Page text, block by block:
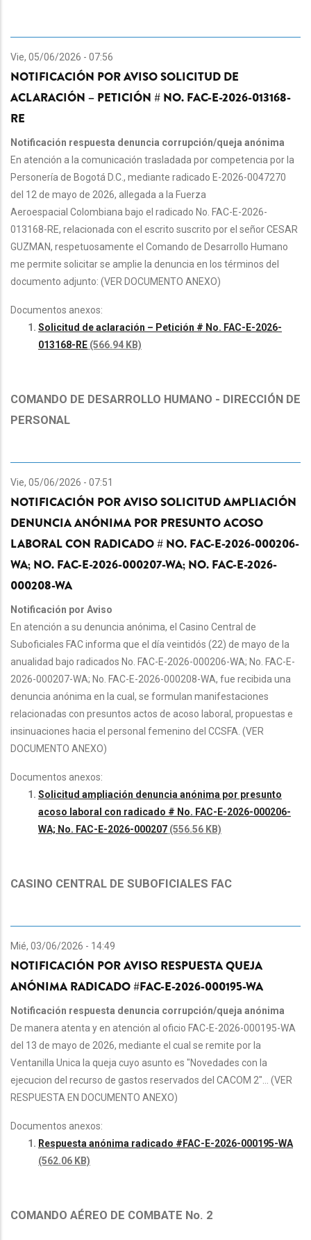
Vie, 05/06/2026 - 07:56
NOTIFICACIÓN POR AVISO SOLICITUD DE
ACLARACIÓN – PETICIÓN # NO. FAC-E-2026-013168-
RE
Notificación respuesta denuncia corrupción/queja anónima
En atención a la comunicación trasladada por competencia por la
Personería de Bogotá D.C., mediante radicado E-2026-0047270
del 12 de mayo de 2026, allegada a la Fuerza
Aeroespacial Colombiana bajo el radicado No. FAC-E-2026-
013168-RE, relacionada con el escrito suscrito por el señor CESAR
GUZMAN, respetuosamente el Comando de Desarrollo Humano
me permite solicitar se amplie la denuncia en los términos del
documento adjunto: (VER DOCUMENTO ANEXO)
Documentos anexos:
Solicitud de aclaración – Petición # No. FAC-E-2026-
013168-RE (566.94 KB)
COMANDO DE DESARROLLO HUMANO - DIRECCIÓN DE
PERSONAL
Vie, 05/06/2026 - 07:51
NOTIFICACIÓN POR AVISO SOLICITUD AMPLIACIÓN
DENUNCIA ANÓNIMA POR PRESUNTO ACOSO
LABORAL CON RADICADO # NO. FAC-E-2026-000206-
WA; NO. FAC-E-2026-000207-WA; NO. FAC-E-2026-
000208-WA
Notificación por Aviso
En atención a su denuncia anónima, el Casino Central de
Suboficiales FAC informa que el día veintidós (22) de mayo de la
anualidad bajo radicados No. FAC-E-2026-000206-WA; No. FAC-E-
2026-000207-WA; No. FAC-E-2026-000208-WA, fue recibida una
denuncia anónima en la cual, se formulan manifestaciones
relacionadas con presuntos actos de acoso laboral, propuestas e
insinuaciones hacia el personal femenino del CCSFA. (VER
DOCUMENTO ANEXO)
Documentos anexos:
Solicitud ampliación denuncia anónima por presunto
acoso laboral con radicado # No. FAC-E-2026-000206-
WA; No. FAC-E-2026-000207 (556.56 KB)
CASINO CENTRAL DE SUBOFICIALES FAC
Mié, 03/06/2026 - 14:49
NOTIFICACIÓN POR AVISO RESPUESTA QUEJA
ANÓNIMA RADICADO #FAC-E-2026-000195-WA
Notificación respuesta denuncia corrupción/queja anónima
De manera atenta y en atención al oficio FAC-E-2026-000195-WA
del 13 de mayo de 2026, mediante el cual se remite por la
Ventanilla Unica la queja cuyo asunto es "Novedades con la
ejecucion del recurso de gastos reservados del CACOM 2"... (VER
RESPUESTA EN DOCUMENTO ANEXO)
Documentos anexos:
Respuesta anónima radicado #FAC-E-2026-000195-WA
(562.06 KB)
COMANDO AÉREO DE COMBATE No. 2